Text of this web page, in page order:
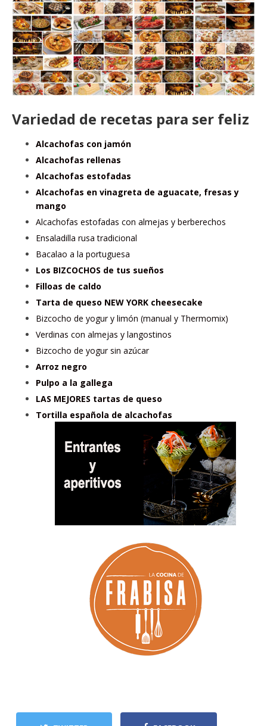
Variedad de recetas para ser feliz
Alcachofas con jamón
Alcachofas rellenas
Alcachofas estofadas
Alcachofas en vinagreta de aguacate, fresas y
mango
Alcachofas estofadas con almejas y berberechos
Ensaladilla rusa tradicional
Bacalao a la portuguesa
Los BIZCOCHOS de tus sueños
Filloas de caldo
Tarta de queso NEW YORK cheesecake
Bizcocho de yogur y limón (manual y Thermomix)
Verdinas con almejas y langostinos
Bizcocho de yogur sin azúcar
Arroz negro
Pulpo a la gallega
LAS MEJORES tartas de queso
Tortilla española de alcachofas